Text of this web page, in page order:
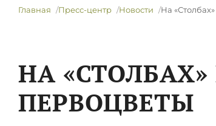
Главная Пресс-центр Новости На
НА
ПЕРВОЦВЕТЫ